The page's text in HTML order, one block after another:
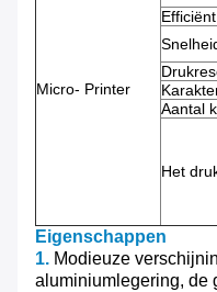
Micro- Printer
Aantal
Het
Eigenschappen
1. Modieuze
aluminiumlegering, de